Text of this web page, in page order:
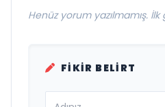
Henüz yorum yazılmamış.
FIKIR BELIRT